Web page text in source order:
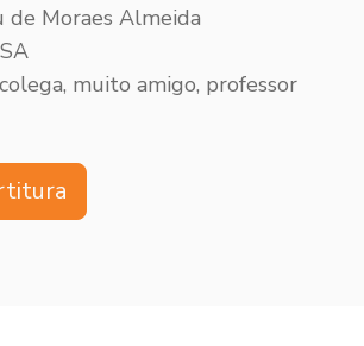
de Moraes Almeida
muito amigo, professor